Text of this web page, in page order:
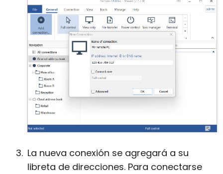
La nueva conexión se agregará a su
libreta de direcciones. Para conectarse